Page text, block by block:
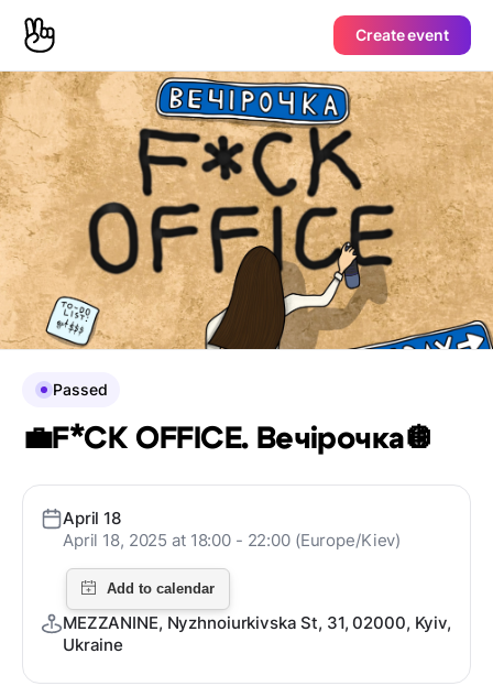
Create event
Passed
💼F*CK OFFICE. Вечірочка🪩
April 18
April 18, 2025 at 18:00 - 22:00 (Europe/Kiev)
MEZZANINE, Nyzhnoiurkivska St, 31, 02000, Kyiv,
Ukraine